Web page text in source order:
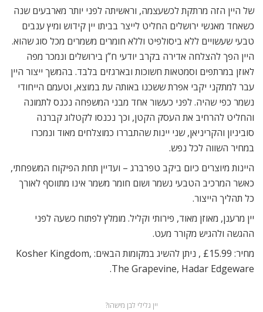
של היין הזה מרתקת לכשעצמה, וראשיתה לפני יותר מארבעים שנה
כשאחד מאנשי ירושלים החליט לייצר בביתו יין קידוש ומיץ ענבים
טבעי שעשויים ללא ביסולפיט וללא חומרים משמרים מכל סוג שהוא.
היין הפך להצלחה אדירה בקרב יודעי ח”ן בירושלים ונמכר מפה
לאוזן במרתפים וסמטאות חשוכות ובארגזים בלבד. בהמשך ייצור היין
עבר למתקני יקבי אפרת ששכנו באותה עת במוצא, וטעמם הייחודי
נשמר כפי שהיה. לפני כעשור אחד מבני המשפחה נכנס לתמונה
והחליט להרחיב את העסק הקטן, וכך נכנסו לקטלוג קברנה
סוביניון והקריניאן, שני יינות שהתבררו כמוצלחים מאוד ונמכרו
במחיר השווה לכל נפש.
היינות מיוצרים כיום ביקב טפרברג – ועדיין תחת הפיקוח המשפחתי,
כאשר המרכיב הטבעי נשמר ושום חומר משמר אינו מתווסף לאורך
כל תהליך הייצור.
יין מרענן, מאוזן מאוד, פירותי וקליל. מומלץ לפתוח כשעה לפני
ההגשה ולהגיש מקורר מעט.
מחיר: £15.99 , ניתן להשיג במקומות הבאים: Kosher Kingdom,
The Grapevine, Hadar Edgeware.
יין גלילי לבן מישהו?